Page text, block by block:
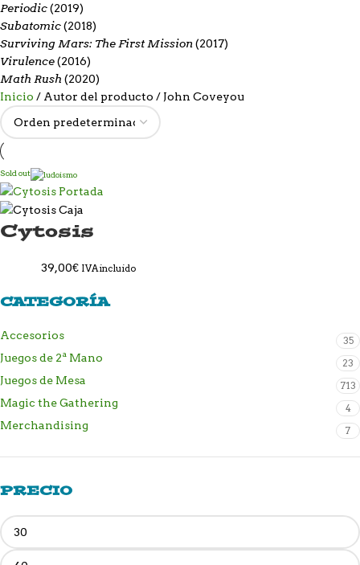
CATEGORÍA
Accesorios 35
Juegos de 2ª Mano 23
Juegos de Mesa 713
Magic the Gathering 4
Merchandising 7
PRECIO
Periodic(2019)
Subatomic(2018)
Surviving Mars: The First Mission(2017)
Virulence(2016)
Math Rush (2020)
Inicio
Autor del producto John Coveyou
Sold out
Cytosis
39,00€ IVA incluido